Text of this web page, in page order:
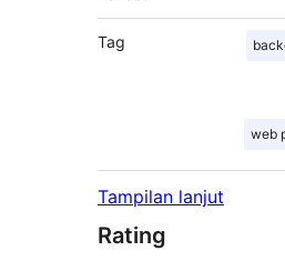
Tag
web
Tampilan lanjut
Rating